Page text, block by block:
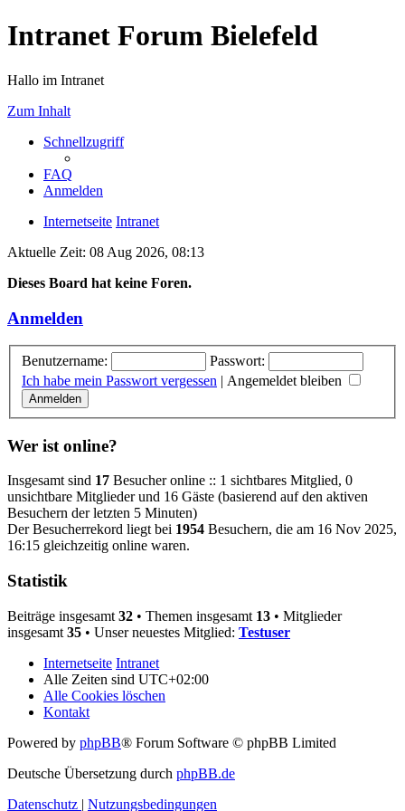
Intranet Forum Bielefeld
Hallo im Intranet
Zum Inhalt
Schnellzugriff
FAQ
Anmelden
Internetseite Intranet
Aktuelle Zeit: 08 Aug 2026, 08:13
Dieses Board hat keine Foren.
Anmelden
Benutzername:
Passwort:
Ich habe mein Passwort vergessen | Angemeldet bleiben
Wer ist online?
Insgesamt sind 17 Besucher online :: 1 sichtbares Mitglied, 0
unsichtbare Mitglieder und 16 Gäste (basierend auf den aktiven
Besuchern der letzten 5 Minuten)
Der Besucherrekord liegt bei 1954 Besuchern, die am 16 Nov 2025,
16:15 gleichzeitig online waren.
Statistik
Beiträge insgesamt 32 • Themen insgesamt 13 • Mitglieder
insgesamt 35 • Unser neuestes Mitglied: Testuser
Internetseite Intranet
Alle Zeiten sind UTC+02:00
Alle Cookies löschen
Kontakt
Powered by phpBB® Forum Software © phpBB Limited
Deutsche Übersetzung durch phpBB.de
Datenschutz | Nutzungsbedingungen